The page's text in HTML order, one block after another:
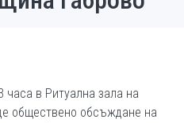
часа в Ритуална зала на
обществено обсъждане на